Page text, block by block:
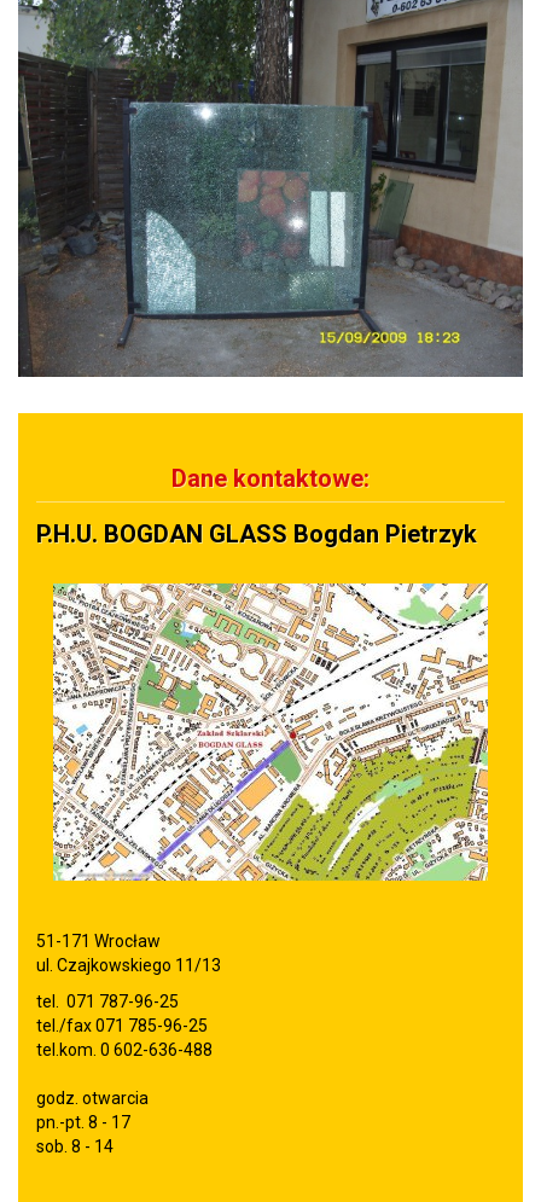
Dane kontaktowe:
P.H.U. BOGDAN GLASS Bogdan Pietrzyk
51-171 Wrocław
ul. Czajkowskiego 11/13
tel. 071 787-96-25
tel./fax 071 785-96-25
tel.kom. 0 602-636-488
godz. otwarcia
pn.-pt. 8 - 17
sob. 8 - 14